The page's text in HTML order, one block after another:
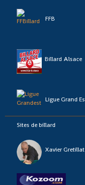
FFB
Billard Alsace
Ligue Grand
Sites de billard
Xavier Gretillat